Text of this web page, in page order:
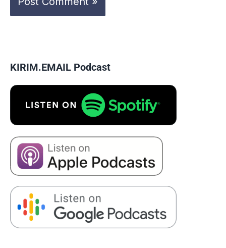
KIRIM.EMAIL Podcast